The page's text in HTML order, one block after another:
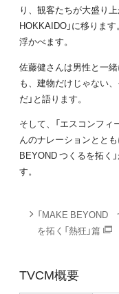
り、観客たちが大盛り
HOKKAIDO」に移りま
浮かべます。
佐藤健さんは男性と一
も、建物だけじゃない
だ」と語ります。
そして、「エスコンフィ
んのナレーションとと
BEYOND つくるを拓く
す。
「MAKE BEYOND
を拓く「熱狂」篇
TVCM概要